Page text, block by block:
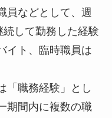
員などとして、週
して勤務した経験
イト、臨時職員は
「職務経験」とし
期間内に複数の職